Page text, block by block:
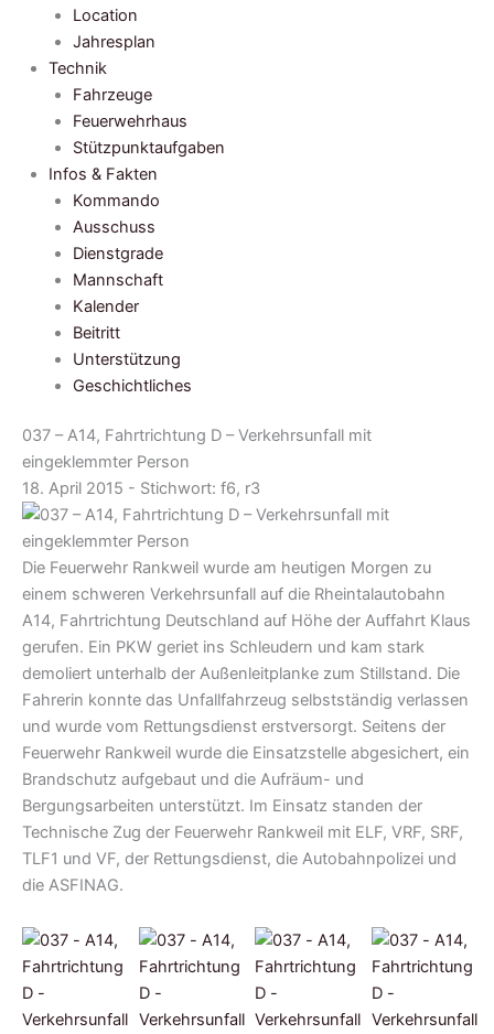
Location
Jahresplan
Technik
Fahrzeuge
Feuerwehrhaus
Stützpunktaufgaben
Infos & Fakten
Kommando
Ausschuss
Dienstgrade
Mannschaft
Kalender
Beitritt
Unterstützung
Geschichtliches
037 – A14, Fahrtrichtung D – Verkehrsunfall mit
eingeklemmter Person
18. April 2015 - Stichwort: f6, r3
Die Feuerwehr Rankweil wurde am heutigen Morgen zu
einem schweren Verkehrsunfall auf die Rheintalautobahn
A14, Fahrtrichtung Deutschland auf Höhe der Auffahrt Klaus
gerufen. Ein PKW geriet ins Schleudern und kam stark
demoliert unterhalb der Außenleitplanke zum Stillstand. Die
Fahrerin konnte das Unfallfahrzeug selbstständig verlassen
und wurde vom Rettungsdienst erstversorgt. Seitens der
Feuerwehr Rankweil wurde die Einsatzstelle abgesichert, ein
Brandschutz aufgebaut und die Aufräum- und
Bergungsarbeiten unterstützt. Im Einsatz standen der
Technische Zug der Feuerwehr Rankweil mit ELF, VRF, SRF,
TLF1 und VF, der Rettungsdienst, die Autobahnpolizei und
die ASFINAG.